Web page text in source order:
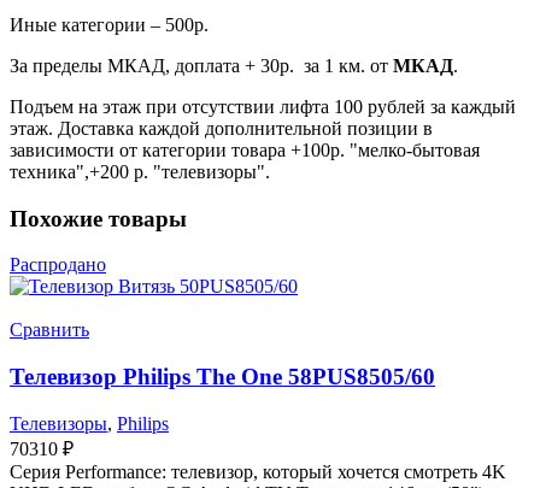
Иные категории – 500р.
За пределы МКАД, доплата + 30р. за 1 км. от МКАД.
Подъем на этаж при отсутствии лифта 100 рублей за каждый
этаж. Доставка каждой дополнительной позиции в
зависимости от категории товара +100р. "мелко-бытовая
техника",+200 р. "телевизоры".
Похожие товары
Распродано
Сравнить
Телевизор Philips The One 58PUS8505/60
Телевизоры, Philips
70310 ₽
Серия Performance: телевизор, который хочется смотреть 4K